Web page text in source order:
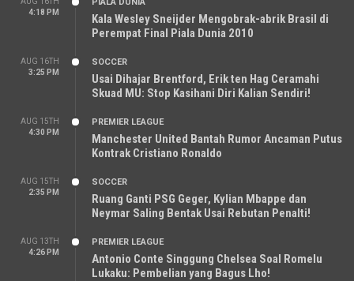
4:18 PM
Kala Wesley Sneijder Mengobrak-abrik Brasil di
Perempat Final Piala Dunia 2010
AUG 16TH
3:25 PM
SOCCER
Usai Dihajar Brentford, Erik ten Hag Ceramahi
Skuad MU: Stop Kasihani Diri Kalian Sendiri!
AUG 15TH
4:30 PM
PREMIER LEAGUE
Manchester United Bantah Rumor Ancaman Putus
Kontrak Cristiano Ronaldo
AUG 15TH
2:35 PM
SOCCER
Ruang Ganti PSG Geger, Kylian Mbappe dan
Neymar Saling Bentak Usai Rebutan Penalti!
AUG 13TH
4:26 PM
PREMIER LEAGUE
Antonio Conte Singgung Chelsea Soal Romelu
Lukaku: Pembelian yang Bagus Lho!